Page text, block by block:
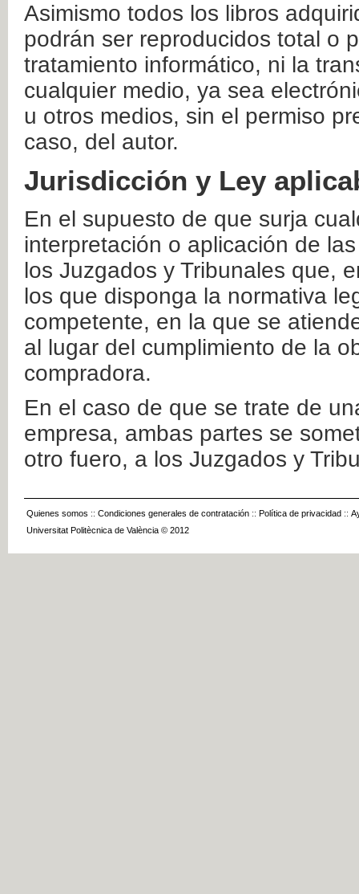
Asimismo todos los libros
podrán ser reproducidos total o
tratamiento informático, ni la
cualquier medio, ya sea
u otros medios, sin el permiso
caso, del autor.
Jurisdicción y Ley
En el supuesto de que surja
interpretación o aplicación de
los Juzgados y Tribunales que,
los que disponga la normativa
competente, en la que se
al lugar del cumplimiento de la
compradora.
En el caso de que se trate de
empresa, ambas partes se
otro fuero, a los Juzgados y
Quienes somos :: Condiciones generales de contratación :: Política de privacidad ::
Universitat Politècnica de València © 2012